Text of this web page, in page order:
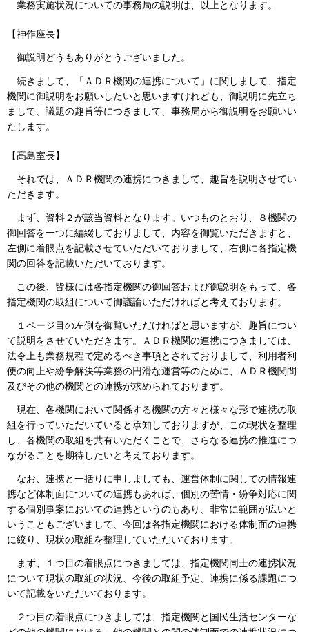
業務実施状況についての事務局の説明は、以上となります。
【神作座長】
御説明どうもありがとうございました。
続きまして、「ＡＤＲ機関の連携について」に関しまして、指定
機関に御説明をお願いしたいと思いますけれども、御説明に先立ち
まして、議題の趣旨等につきまして、事務局から御説明をお願いい
たします。
【髙島室長】
それでは、ＡＤＲ機関の連携につきまして、趣旨を説明させてい
ただきます。
まず、資料２が該当資料となります。いつものとおり、８機関の
御回答を一つに編綴しておりまして、内容を御覧いただきますと、
左側に着眼点を記載させていただいておりまして、右側に各指定機
関の回答を記載いただいております。
この後、皆様には各指定機関の御回答および御説明をもって、各
指定機関の取組について御議論いただければと考えております。
１ページ目の左側を御覧いただければと思いますが、趣旨につい
て説明をさせていただきます。ＡＤＲ機関の連携につきましては、
法令上も業務規程で定めるべき事項とされておりまして、利用者利
便の向上や紛争解決等業務の円滑な運営等のために、ＡＤＲ機関間
及びその他の機関との連携が求められております。
現在、各機関において関係する機関の方々と様々な形で連携の取
組を行っていただいていると承知しておりますが、この現状を整理
し、各機関の取組を共有いただくことで、さらなる連携の推進につ
ながることを期待したいと考えております。
なお、連携と一括りに申しましても、運営体制に関しての情報連
携など体制面についての連携もあれば、個別の苦情・紛争対応に関
する個別事案においての連携というのもあり、非常に範囲が広いと
いうこともございまして、今回は各指定機関における体制面の連携
に絞り、現状の取組を整理していただいております。
まず、１つ目の着眼点につきましては、指定機関同士の連携状況
について現状の取組の状況、今後の取組予定、連携に係る課題につ
いて記載をいただいております。
２つ目の着眼点につきましては、指定機関と国民生活センターな